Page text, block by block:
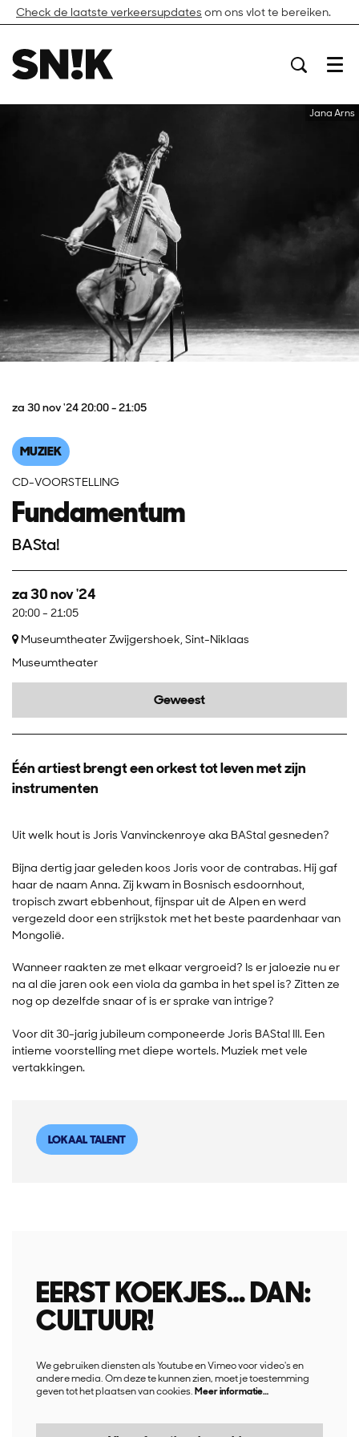
Check de laatste verkeersupdates om ons vlot te bereiken.
Menu
Jana Arns
MUZIEK
Fundamentum
BASta!
CD-VOORSTELLING
za 30 nov '2420:00 - 21:05
za 30 nov '24
20:00- 21:05
Museumtheater Zwijgershoek, Sint-Niklaas
Museumtheater
Geweest
Één artiest brengt een orkest tot leven met zijn
instrumenten
Uit welk hout is Joris Vanvinckenroye aka BASta! gesneden?
Bijna dertig jaar geleden koos Joris voor de contrabas. Hij gaf
haar de naam Anna. Zij kwam in Bosnisch esdoornhout,
tropisch zwart ebbenhout, fijnspar uit de Alpen en werd
vergezeld door een strijkstok met het beste paardenhaar van
Mongolië.
Wanneer raakten ze met elkaar vergroeid? Is er jaloezie nu er
na al die jaren ook een viola da gamba in het spel is? Zitten ze
nog op dezelfde snaar of is er sprake van intrige?
Voor dit 30-jarig jubileum componeerde Joris BASta! III. Een
intieme voorstelling met diepe wortels. Muziek met vele
vertakkingen.
LOKAAL TALENT
EERST KOEKJES… DAN:
CULTUUR!
We gebruiken diensten als Youtube en Vimeo voor video's en
andere media. Om deze te kunnen zien, moet je toestemming
geven tot het plaatsen van cookies.Meer informatie…
Inzoomen